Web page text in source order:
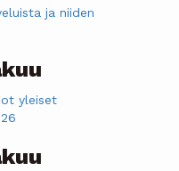
ja niiden
yleiset